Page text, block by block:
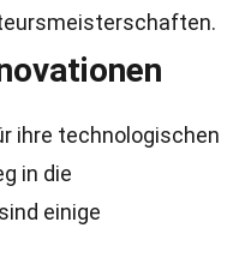
ihre technologischen
in die
einige